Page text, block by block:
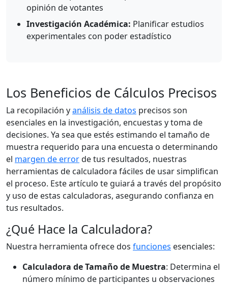
opinión de votantes
Investigación Académica: Planificar estudios
experimentales con poder estadístico
Los Beneficios de Cálculos Precisos
La recopilación yanálisis de datos precisos son
esenciales en la investigación, encuestas y toma de
decisiones. Ya sea que estés estimando el tamaño de
muestra requerido para una encuesta o determinando
el margen de errorde tus resultados, nuestras
herramientas de calculadora fáciles de usar simplifican
el proceso. Este artículo te guiará a través del propósito
y uso de estas calculadoras, asegurando confianza en
tus resultados.
¿Qué Hace la Calculadora?
Nuestra herramienta ofrece dos funciones esenciales:
Calculadora de Tamaño de Muestra: Determina el
número mínimo de participantes u observaciones